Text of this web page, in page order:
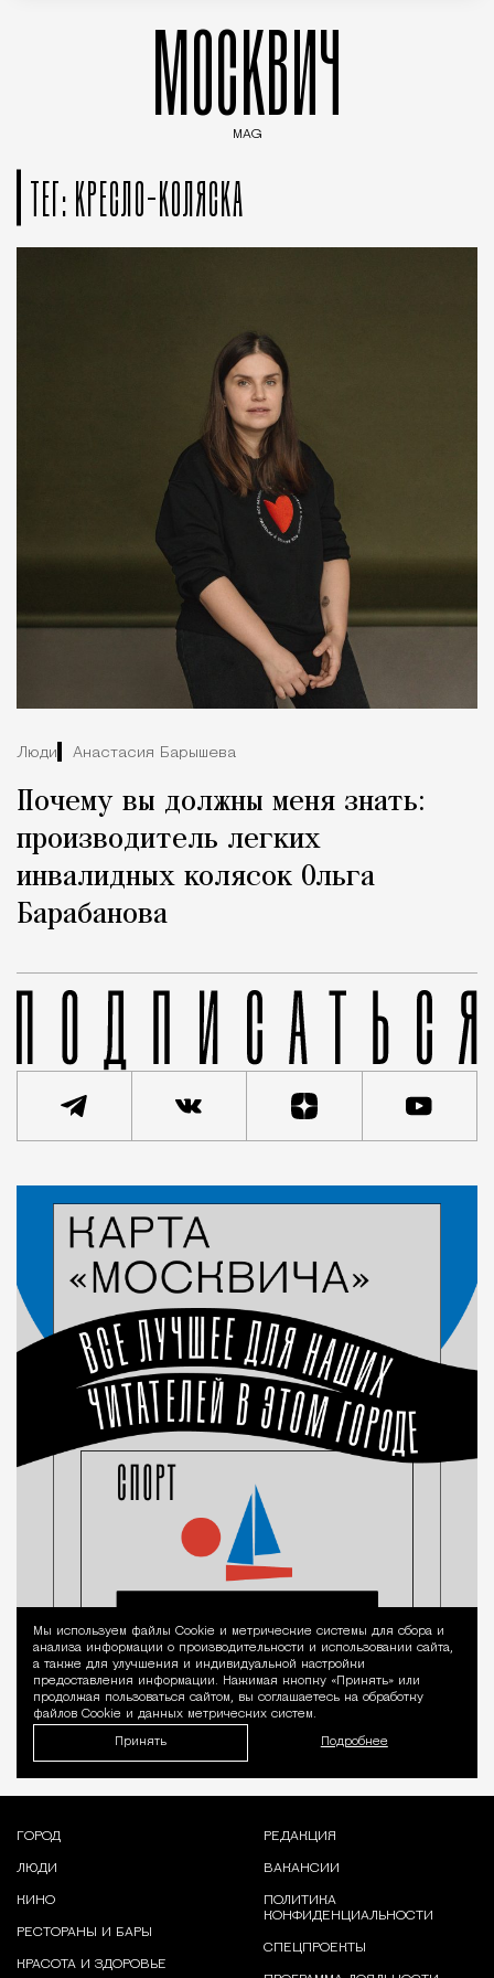
МОСКВИЧ
MAG
ТЕГ: КРЕСЛО-КОЛЯСКА
Люди Анастасия Барышева
Почему вы должны меня знать:
производитель легких
инвалидных колясок Ольга
Барабанова
Уведомление
Мы используем файлы Сookie и метрические системы для сбора и
анализа информации о производительности и использовании сайта,
а также для улучшения и индивидуальной настройки
предоставления информации. Нажимая кнопку «Принять» или
продолжая пользоваться сайтом, вы соглашаетесь на обработку
файлов Cookie и данных метрических систем.
Принять Подробнее
ГОРОД
ЛЮДИ
КИНО
РЕСТОРАНЫ И БАРЫ
КРАСОТА И ЗДОРОВЬЕ
РЕДАКЦИЯ
ВАКАНСИИ
ПОЛИТИКА
КОНФИДЕНЦИАЛЬНОСТИ
СПЕЦПРОЕКТЫ